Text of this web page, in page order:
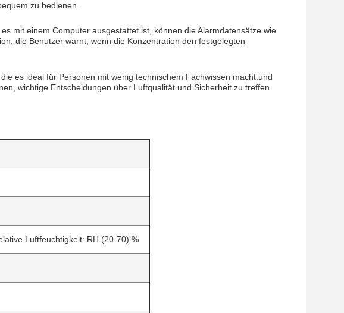
zu bedienen.
mit einem Computer ausgestattet ist, können die Alarmdatensätze wie
die Benutzer warnt, wenn die Konzentration den festgelegten
es ideal für Personen mit wenig technischem Fachwissen macht.und
wichtige Entscheidungen über Luftqualität und Sicherheit zu treffen.
Luftfeuchtigkeit: RH (20-70) %